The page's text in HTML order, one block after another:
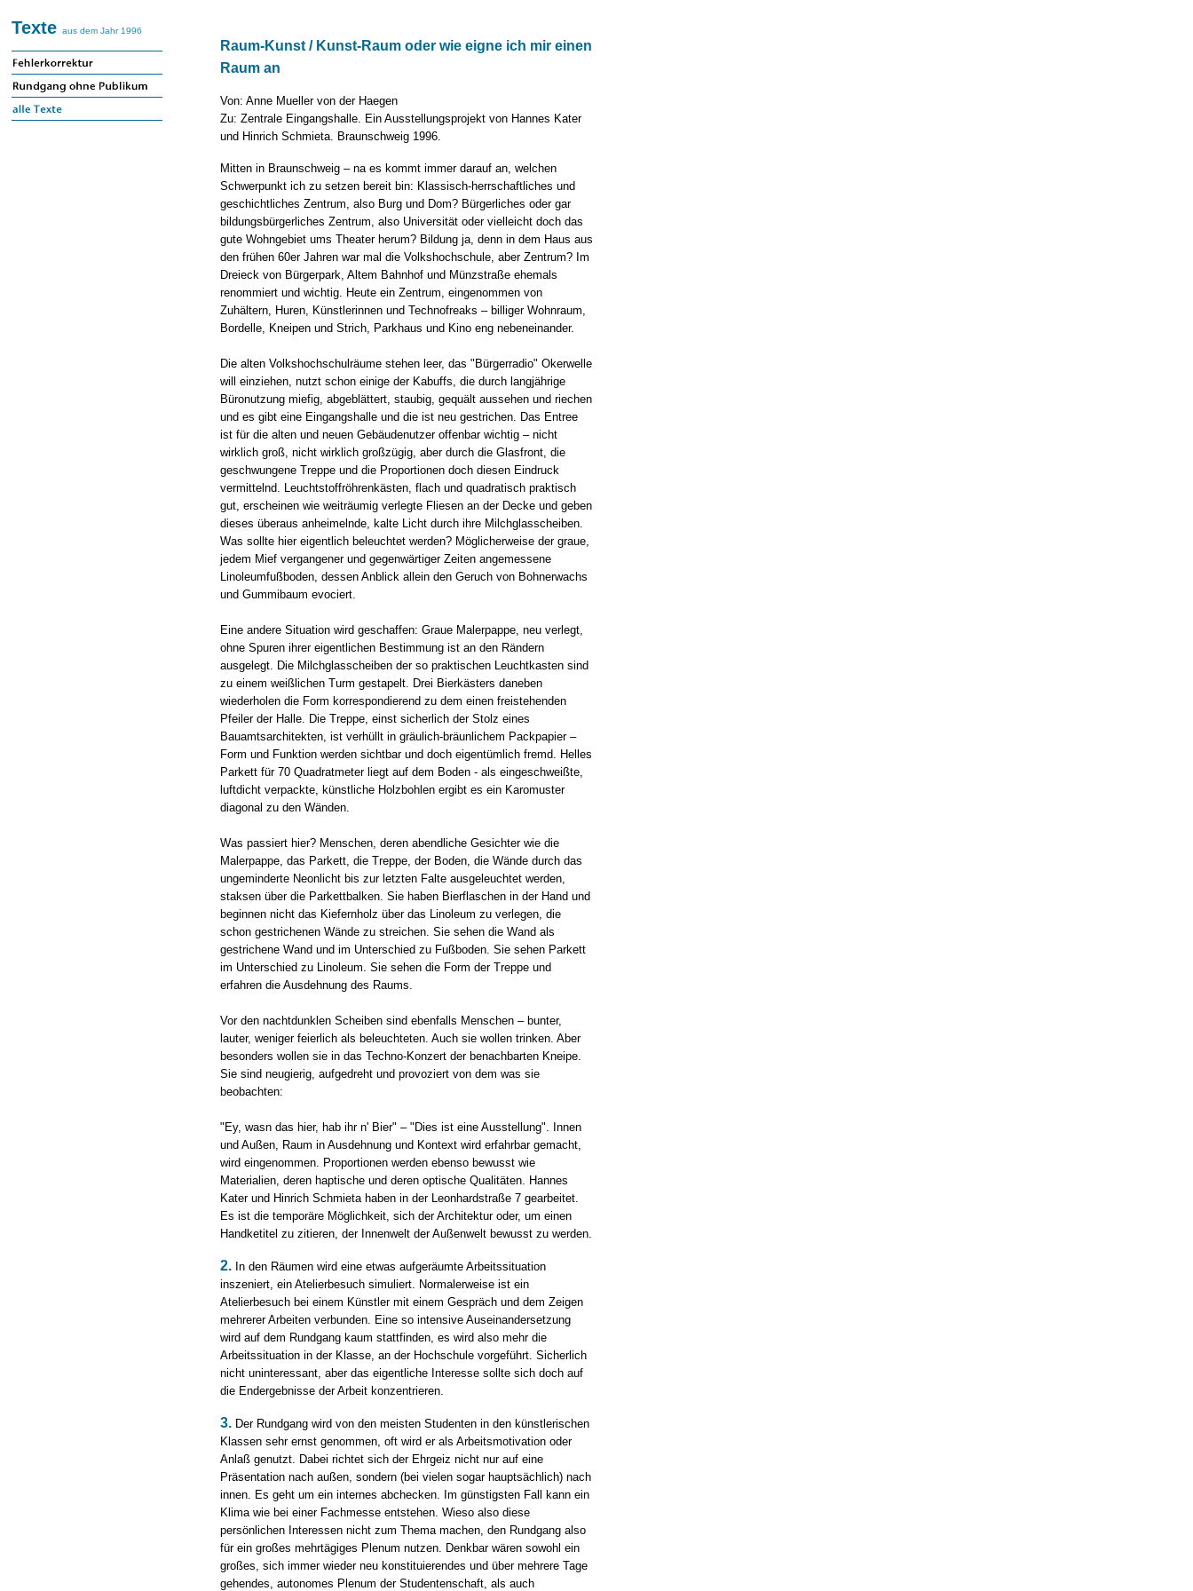
Texte aus dem Jahr 1996
Raum-Kunst / Kunst-Raum oder wie eigne ich mir einen
Raum an
Von: Anne Mueller von der Haegen
Zu: Zentrale Eingangshalle. Ein Ausstellungsprojekt von Hannes Kater
und Hinrich Schmieta. Braunschweig 1996.
Mitten in Braunschweig – na es kommt immer darauf an, welchen
Schwerpunkt ich zu setzen bereit bin: Klassisch-herrschaftliches und
geschichtliches Zentrum, also Burg und Dom? Bürgerliches oder gar
bildungsbürgerliches Zentrum, also Universität oder vielleicht doch das
gute Wohngebiet ums Theater herum? Bildung ja, denn in dem Haus aus
den frühen 60er Jahren war mal die Volkshochschule, aber Zentrum? Im
Dreieck von Bürgerpark, Altem Bahnhof und Münzstraße ehemals
renommiert und wichtig. Heute ein Zentrum, eingenommen von
Zuhältern, Huren, Künstlerinnen und Technofreaks – billiger Wohnraum,
Bordelle, Kneipen und Strich, Parkhaus und Kino eng nebeneinander.
Die alten Volkshochschulräume stehen leer, das "Bürgerradio" Okerwelle
will einziehen, nutzt schon einige der Kabuffs, die durch langjährige
Büronutzung miefig, abgeblättert, staubig, gequält aussehen und riechen
und es gibt eine Eingangshalle und die ist neu gestrichen. Das Entree
ist für die alten und neuen Gebäudenutzer offenbar wichtig – nicht
wirklich groß, nicht wirklich großzügig, aber durch die Glasfront, die
geschwungene Treppe und die Proportionen doch diesen Eindruck
vermittelnd. Leuchtstoffröhrenkästen, flach und quadratisch praktisch
gut, erscheinen wie weiträumig verlegte Fliesen an der Decke und geben
dieses überaus anheimelnde, kalte Licht durch ihre Milchglasscheiben.
Was sollte hier eigentlich beleuchtet werden? Möglicherweise der graue,
jedem Mief vergangener und gegenwärtiger Zeiten angemessene
Linoleumfußboden, dessen Anblick allein den Geruch von Bohnerwachs
und Gummibaum evociert.
Eine andere Situation wird geschaffen: Graue Malerpappe, neu verlegt,
ohne Spuren ihrer eigentlichen Bestimmung ist an den Rändern
ausgelegt. Die Milchglasscheiben der so praktischen Leuchtkasten sind
zu einem weißlichen Turm gestapelt. Drei Bierkästers daneben
wiederholen die Form korrespondierend zu dem einen freistehenden
Pfeiler der Halle. Die Treppe, einst sicherlich der Stolz eines
Bauamtsarchitekten, ist verhüllt in gräulich-bräunlichem Packpapier –
Form und Funktion werden sichtbar und doch eigentümlich fremd. Helles
Parkett für 70 Quadratmeter liegt auf dem Boden - als eingeschweißte,
luftdicht verpackte, künstliche Holzbohlen ergibt es ein Karomuster
diagonal zu den Wänden.
Was passiert hier? Menschen, deren abendliche Gesichter wie die
Malerpappe, das Parkett, die Treppe, der Boden, die Wände durch das
ungeminderte Neonlicht bis zur letzten Falte ausgeleuchtet werden,
staksen über die Parkettbalken. Sie haben Bierflaschen in der Hand und
beginnen nicht das Kiefernholz über das Linoleum zu verlegen, die
schon gestrichenen Wände zu streichen. Sie sehen die Wand als
gestrichene Wand und im Unterschied zu Fußboden. Sie sehen Parkett
im Unterschied zu Linoleum. Sie sehen die Form der Treppe und
erfahren die Ausdehnung des Raums.
Vor den nachtdunklen Scheiben sind ebenfalls Menschen – bunter,
lauter, weniger feierlich als beleuchteten. Auch sie wollen trinken. Aber
besonders wollen sie in das Techno-Konzert der benachbarten Kneipe.
Sie sind neugierig, aufgedreht und provoziert von dem was sie
beobachten:
"Ey, wasn das hier, hab ihr n' Bier" – "Dies ist eine Ausstellung". Innen
und Außen, Raum in Ausdehnung und Kontext wird erfahrbar gemacht,
wird eingenommen. Proportionen werden ebenso bewusst wie
Materialien, deren haptische und deren optische Qualitäten. Hannes
Kater und Hinrich Schmieta haben in der Leonhardstraße 7 gearbeitet.
Es ist die temporäre Möglichkeit, sich der Architektur oder, um einen
Handketitel zu zitieren, der Innenwelt der Außenwelt bewusst zu werden.
2. In den Räumen wird eine etwas aufgeräumte Arbeitssituation
inszeniert, ein Atelierbesuch simuliert. Normalerweise ist ein
Atelierbesuch bei einem Künstler mit einem Gespräch und dem Zeigen
mehrerer Arbeiten verbunden. Eine so intensive Auseinandersetzung
wird auf dem Rundgang kaum stattfinden, es wird also mehr die
Arbeitssituation in der Klasse, an der Hochschule vorgeführt. Sicherlich
nicht uninteressant, aber das eigentliche Interesse sollte sich doch auf
die Endergebnisse der Arbeit konzentrieren.
3. Der Rundgang wird von den meisten Studenten in den künstlerischen
Klassen sehr ernst genommen, oft wird er als Arbeitsmotivation oder
Anlaß genutzt. Dabei richtet sich der Ehrgeiz nicht nur auf eine
Präsentation nach außen, sondern (bei vielen sogar hauptsächlich) nach
innen. Es geht um ein internes abchecken. Im günstigsten Fall kann ein
Klima wie bei einer Fachmesse entstehen. Wieso also diese
persönlichen Interessen nicht zum Thema machen, den Rundgang also
für ein großes mehrtägiges Plenum nutzen. Denkbar wären sowohl ein
großes, sich immer wieder neu konstituierendes und über mehrere Tage
gehendes, autonomes Plenum der Studentenschaft, als auch